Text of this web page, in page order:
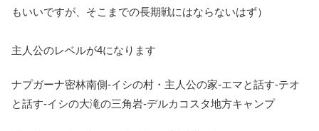
もいいですが、そこまでの長期戦にはならないはず）
主人公のレベルが4になります
ナプガーナ密林南側-イシの村・主人公の家-エマと話す-テオ
と話す-イシの大滝の三角岩-デルカコスタ地方キャンプ